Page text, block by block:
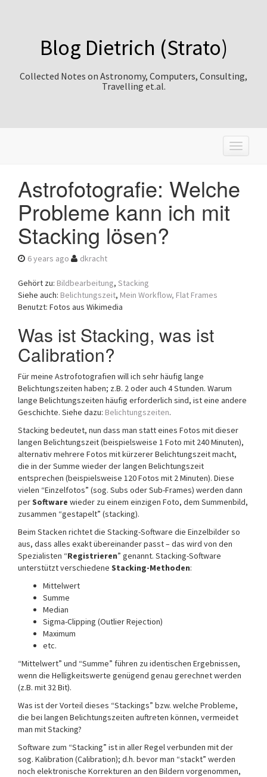
Blog Dietrich (Strato)
Collected Notes on Astronomy, Computers, Consulting,
Travelling et.al.
T
o
l
Astrofotografie: Welche
Probleme kann ich mit
Stacking lösen?
6 years ago dkracht
Gehört zu: Bildbearbeitung, Stacking
Siehe auch: Belichtungszeit, Mein Workflow, Flat Frames
Benutzt: Fotos aus Wikimedia
Was ist Stacking, was ist
Calibration?
Für meine Astrofotografien will ich sehr häufig lange
Belichtungszeiten haben; z.B. 2 oder auch 4 Stunden. Warum
lange Belichtungszeiten häufig erforderlich sind, ist eine andere
Geschichte. Siehe dazu: Belichtungszeiten.
Stacking bedeutet, nun dass man statt eines Fotos mit dieser
langen Belichtungszeit (beispielsweise 1 Foto mit 240 Minuten),
alternativ mehrere Fotos mit kürzerer Belichtungszeit macht,
die in der Summe wieder der langen Belichtungszeit
entsprechen (beispielsweise 120 Fotos mit 2 Minuten). Diese
vielen “Einzelfotos” (sog. Subs oder Sub-Frames) werden dann
perSoftware wieder zu einem einzigen Foto, dem Summenbild,
zusammen “gestapelt” (stacking).
Beim Stacken richtet die Stacking-Software die Einzelbilder so
aus, dass alles exakt übereinander passt – das wird von den
Spezialisten “Registrieren” genannt. Stacking-Software
unterstützt verschiedene Stacking-Methoden:
Mittelwert
Summe
Median
Sigma-Clipping (Outlier Rejection)
Maximum
etc.
“Mittelwert” und “Summe” führen zu identischen Ergebnissen,
wenn die Helligkeitswerte genügend genau gerechnet werden
(z.B. mit 32 Bit).
Was ist der Vorteil dieses “Stackings” bzw. welche Probleme,
die bei langen Belichtungszeiten auftreten können, vermeidet
man mit Stacking?
Software zum “Stacking” ist in aller Regel verbunden mit der
sog. Kalibration (Calibration); d.h. bevor man “stackt” werden
noch elektronische Korrekturen an den Bildern vorgenommen,